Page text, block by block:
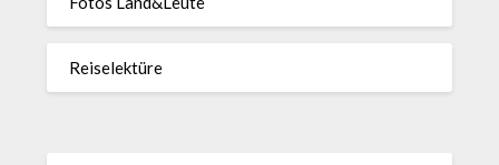
Reiselektüre